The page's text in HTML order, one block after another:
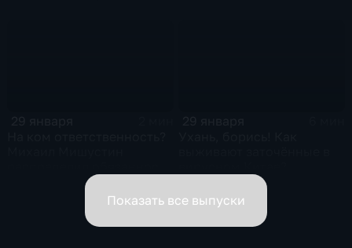
вице-премьеров
Показать все выпуски